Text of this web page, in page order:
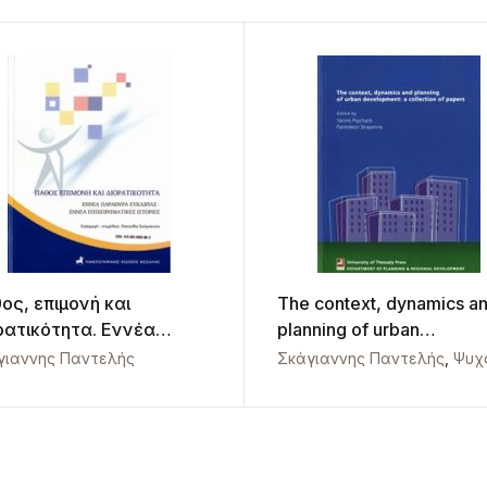
επιμονή και
Εννέα
ευκαιρίας και
Παντελής
The context, dynamics
planning of urban
development: a collection
Σκάγιαννης Παντελής Ψυχάρης